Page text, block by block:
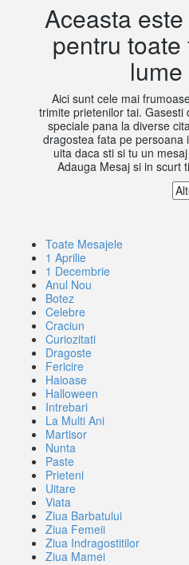
Aceasta
pentru
lume
Aici sunt cele mai
trimite prietenilor tai.
speciale pana la diverse
dragostea fata pe persoana
uita daca sti si tu un
Adauga Mesaj si in scurt
Toate Mesajele
1 Aprilie
1 Decembrie
Anul Nou
Botez
Celebre
Craciun
Curiozitati
Dragoste
Fericire
Haioase
Halloween
Intrebari
La Multi Ani
Martisor
Nunta
Paste
Prieteni
Uitare
Viata
Ziua Barbatului
Ziua Femeii
Ziua Indragostitilor
Ziua Mamei